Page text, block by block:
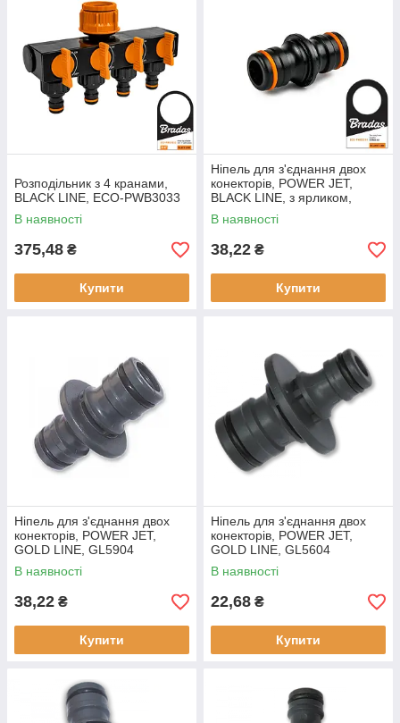
Розподільник з 4 кранами,
BLACK LINE, ECO-PWB3033
В наявності
375,48 ₴
Купити
Ніпель для з'єднання двох
конекторів, POWER JET,
BLACK LINE, з ярликом,
ECO-PWB2201
В наявності
38,22 ₴
Купити
Ніпель для з'єднання двох
конекторів, POWER JET,
GOLD LINE, GL5904
В наявності
38,22 ₴
Купити
Ніпель для з'єднання двох
конекторів, POWER JET,
GOLD LINE, GL5604
В наявності
22,68 ₴
Купити